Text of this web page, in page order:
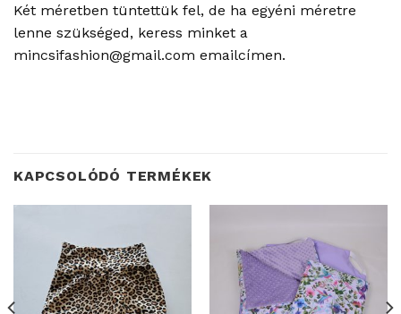
Két méretben tüntettük fel, de ha egyéni méretre
lenne szükséged, keress minket a
mincsifashion@gmail.com emailcímen.
KAPCSOLÓDÓ TERMÉKEK